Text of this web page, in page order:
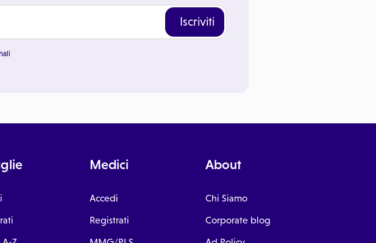
Iscriviti
Medici
Accedi
Registrati
About
Chi Siamo
Corporate blog